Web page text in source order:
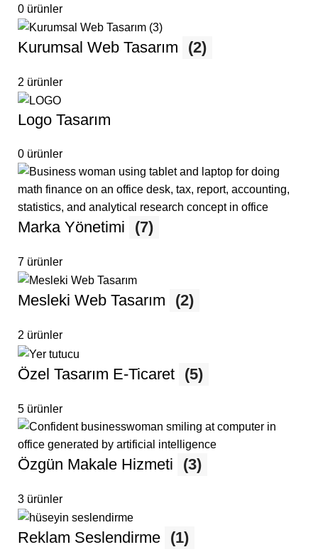
0 ürünler
Kurumsal Web Tasarım (2)
2 ürünler
Logo Tasarım
0 ürünler
Marka Yönetimi (7)
7 ürünler
Mesleki Web Tasarım (2)
2 ürünler
Özel Tasarım E-Ticaret (5)
5 ürünler
Özgün Makale Hizmeti (3)
3 ürünler
Reklam Seslendirme (1)